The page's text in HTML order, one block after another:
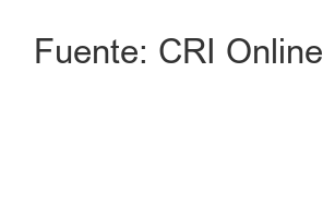
Fuente: CRI Online